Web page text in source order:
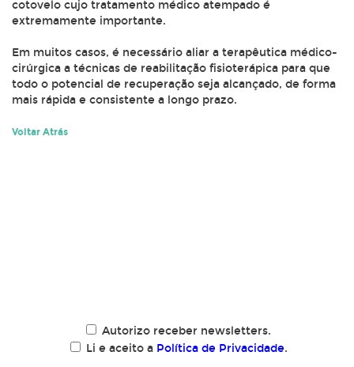
cotovelo cujo tratamento médico atempado é
extremamente importante.
Em muitos casos, é necessário aliar a terapêutica médico-
cirúrgica a técnicas de reabilitação fisioterápica para que
todo o potencial de recuperação seja alcançado, de forma
mais rápida e consistente a longo prazo.
Voltar Atrás
Autorizo receber newsletters.
Li e aceito a Política de Privacidade.